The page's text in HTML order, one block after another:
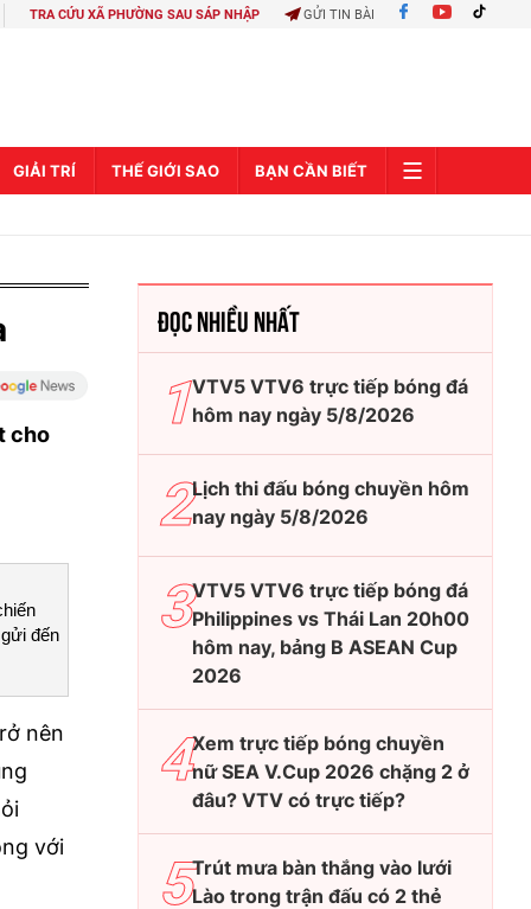
TRA CỨU XÃ PHƯỜNG SAU SÁP NHẬP GỬI TIN BÀI
GIẢI TRÍ THẾ GIỚI SAO BẠN CẦN BIẾT
cho
đến
nên
với
ĐỌC NHIỀU NHẤT
VTV5 VTV6 trực tiếp bóng đá
hôm nay ngày 5/8/2026
Lịch thi đấu bóng chuyền hôm
nay ngày 5/8/2026
VTV5 VTV6 trực tiếp bóng đá
Philippines vs Thái Lan 20h00
hôm nay, bảng B ASEAN Cup
2026
Xem trực tiếp bóng chuyền
nữ SEA V.Cup 2026 chặng 2 ở
đâu? VTV có trực tiếp?
Trút mưa bàn thắng vào lưới
Lào trong trận đấu có 2 thẻ